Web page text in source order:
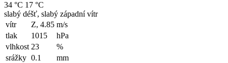
34 °C 17 °C
slabý déšť, slabý západní vítr
vítr
Z, 4.85 m/s
tlak
1015
hPa
vlhkost 23
%
srážky 0.1
mm